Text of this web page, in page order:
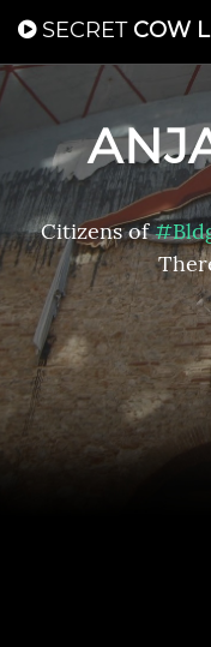
SECRETCOW
Citizens of